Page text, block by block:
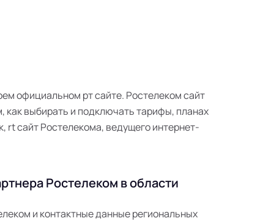
официальном рт сайте. Ростелеком сайт
выбирать и подключать тарифы, планах
rt сайт Ростелекома, ведущего интернет-
Ростелеком в области
и контактные данные региональных